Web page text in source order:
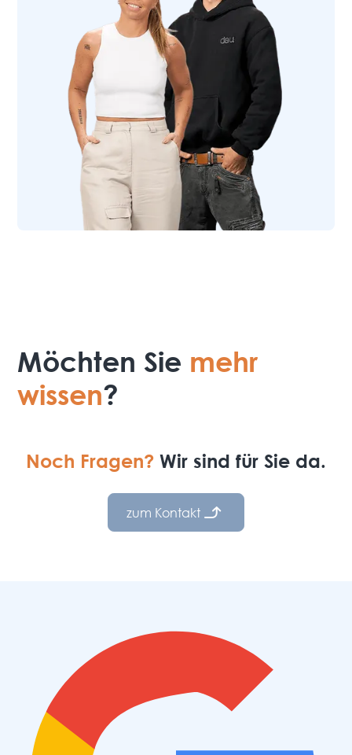
Möchten Sie mehr
wissen?
Noch Fragen? Wir sind für Sie da.
zum Kontakt